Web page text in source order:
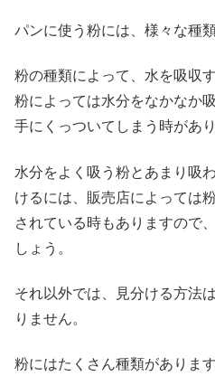
パンに使う粉には、様々な種
粉の種類によって、水を吸収
粉によっては水分をなかなか
手にくっついてしまう時があり
水分をよく吸う粉とあまり吸
けるには、販売店によっては
されている時もありますので
しょう。
それ以外では、見分ける方法
りません。
粉にはたくさん種類がありま